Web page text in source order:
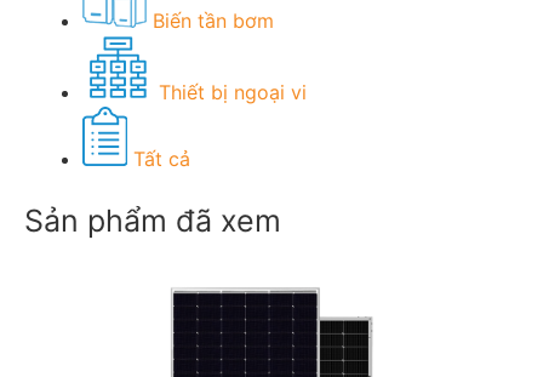
Biến tần bơm
Thiết bị ngoại vi
Tất cả
Sản phẩm đã xem